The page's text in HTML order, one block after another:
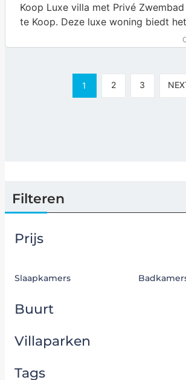
Koop Luxe villa met Privé
te Koop. Deze luxe woning biedt
1 2 3
Filteren
Prijs
Slaapkamers
Buurt
Villaparken
Tags